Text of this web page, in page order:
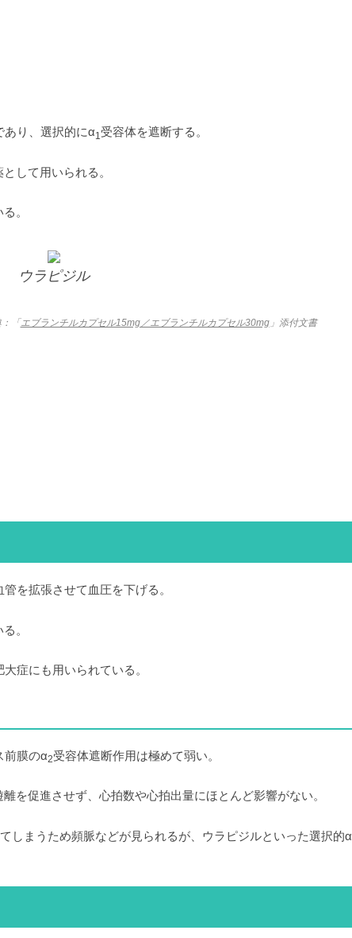
あり、選択的にα1 受容体を遮断する。
して用いられる。
。
ウラピジル
「エブランチルカプセル15mg／エブランチルカプセル30mg」添付文書
を拡張させて血圧を下げる。
。
症にも用いられている。
前膜のα2受容体遮断作用は極めて弱い。
離を促進させず、心拍数や心拍出量にほとんど影響がない。
しまうため頻脈などが見られるが、ウラピジルといった選択的α